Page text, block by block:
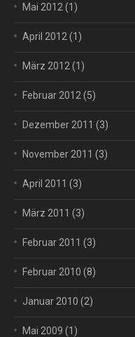
Mai 2012 (1)
April 2012 (1)
März 2012 (1)
Februar 2012 (5)
Dezember 2011 (3)
November 2011 (3)
April 2011 (3)
März 2011 (3)
Februar 2011 (3)
Februar 2010 (8)
Januar 2010 (2)
Mai 2009 (1)